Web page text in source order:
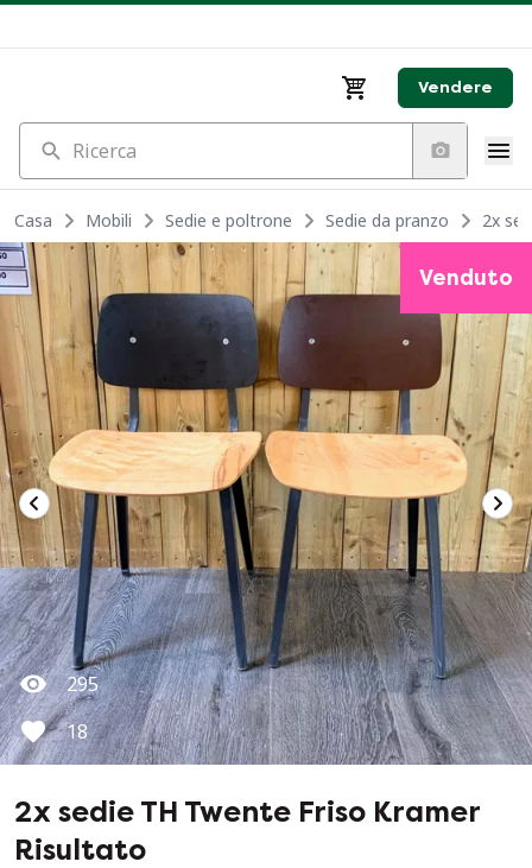
Vendere
Ricerca
Casa Mobili Sedie e poltrone Sedie da pranzo 2x
295
18
Venduto
2x sedie TH Twente Friso Kramer
Risultato